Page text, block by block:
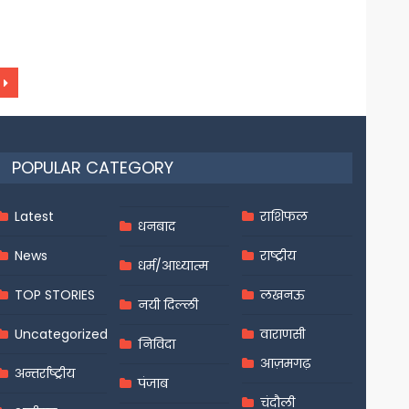
POPULAR CATEGORY
Latest
News
TOP STORIES
Uncategorized
अन्तर्राष्ट्रीय
धनबाद
धर्म/आध्यात्म
नयी दिल्ली
निविदा
पंजाब
राशिफल
राष्ट्रीय
लखनऊ
वाराणसी
आज़मगढ़
चंदौली